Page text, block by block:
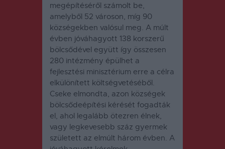
megépítéséről számolt be,
amelyből 52 városon, míg 90
községekben valósul meg. A múlt
évben jóváhagyott 138 korszerű
bölcsődével együtt így összesen
280 intézmény épülhet a
fejlesztési minisztérium erre a célra
elkülönített költségvetéséből.
Cseke elmondta, azon községek
bölcsődeépítési kérését fogadták
el, ahol legalább ötezren élnek,
vagy legkevesebb száz gyermek
született az elmúlt három évben. A